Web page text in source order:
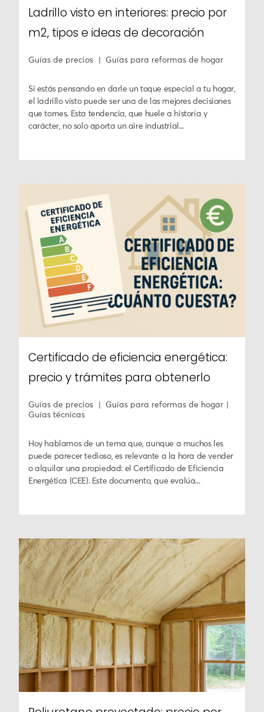
Ladrillo visto en interiores: precio por
m2, tipos e ideas de decoración
Guías de precios Guías para reformas de hogar
Si estás pensando en darle un toque especial a tu hogar,
el ladrillo visto puede ser una de las mejores decisiones
que tomes. Esta tendencia, que huele a historia y
carácter, no solo aporta un aire industrial...
Certificado de eficiencia energética:
precio y trámites para obtenerlo
Guías de precios
Guías para reformas de hogar
Guías técnicas
Hoy hablamos de un tema que, aunque a muchos les
puede parecer tedioso, es relevante a la hora de vender
o alquilar una propiedad: el Certificado de Eficiencia
Energética (CEE). Este documento, que evalúa...